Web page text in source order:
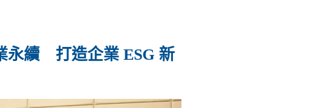
永續 打造企業 ESG 新